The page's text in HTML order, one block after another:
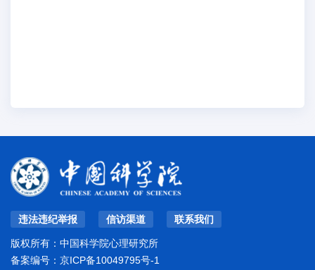
违法违纪举报 信访渠道 联系我们
版权所有：中国科学院心理研究所
备案编号： 京ICP备10049795号-1